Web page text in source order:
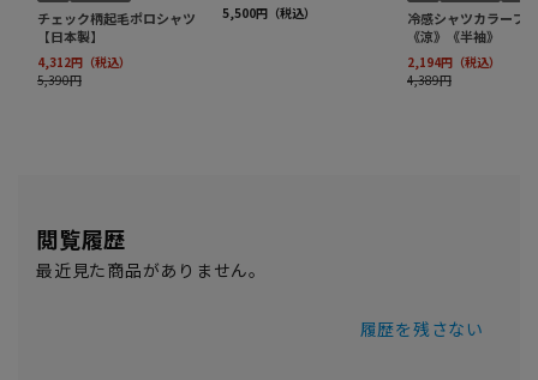
閲覧履歴
最近見た商品がありません。
履歴を残さない